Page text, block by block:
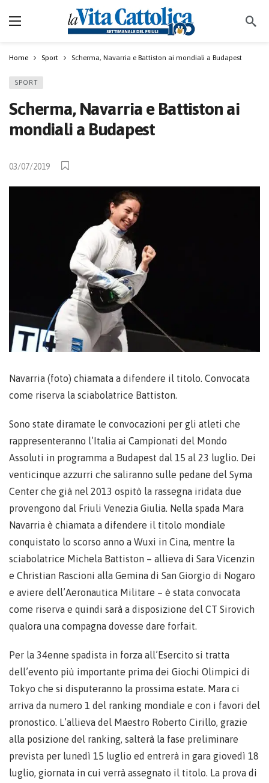
Home Sport Scherma, Navarria e Battiston ai mondiali a Budapest
SPORT
Scherma, Navarria e Battiston ai
mondiali a Budapest
03/07/2019
Navarria (foto) chiamata a difendere il titolo. Convocata
come riserva la sciabolatrice Battiston.
Sono state diramate le convocazioni per gli atleti che
rappresenteranno l’Italia ai Campionati del Mondo
Assoluti in programma a Budapest dal 15 al 23 luglio. Dei
venticinque azzurri che saliranno sulle pedane del Syma
Center che già nel 2013 ospitò la rassegna iridata due
provengono dal Friuli Venezia Giulia. Nella spada Mara
Navarria è chiamata a difendere il titolo mondiale
conquistato lo scorso anno a Wuxi in Cina, mentre la
sciabolatrice Michela Battiston – allieva di Sara Vicenzin
e Christian Rascioni alla Gemina di San Giorgio di Nogaro
e aviere dell’Aeronautica Militare – è stata convocata
come riserva e quindi sarà a disposizione del CT Sirovich
qualora una compagna dovesse dare forfait.
Per la 34enne spadista in forza all’Esercito si tratta
dell’evento più importante prima dei Giochi Olimpici di
Tokyo che si disputeranno la prossima estate. Mara ci
arriva da numero 1 del ranking mondiale e con i favori del
pronostico. L’allieva del Maestro Roberto Cirillo, grazie
alla posizione del ranking, salterà la fase preliminare
prevista per lunedì 15 luglio ed entrerà in gara giovedì 18
luglio, giornata in cui verrà assegnato il titolo. La prova di